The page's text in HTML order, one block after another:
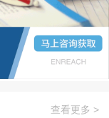
查看更多 >